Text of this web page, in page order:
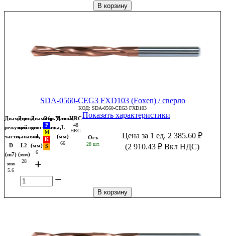
В корзину
SDA-0560-CEG3 FXD103 (Foxen) / сверло
КОД: SDA-0560-CEG3 FXD103
Диаметр
режущей
части,
D
(m7)
мм
5.6
Длина
выхода
канавки,
L2
(мм)
28
Диаметр
хвостовика,
d
(мм)
6
Обр.МатДлина,
L
(мм)
66
HRC
48
HRC
Показать характеристики
Ост.
28 шт.
Цена за 1 ед. 2 385.60 ₽
(2 910.43 ₽Вкл НДС)
+
−
В корзину